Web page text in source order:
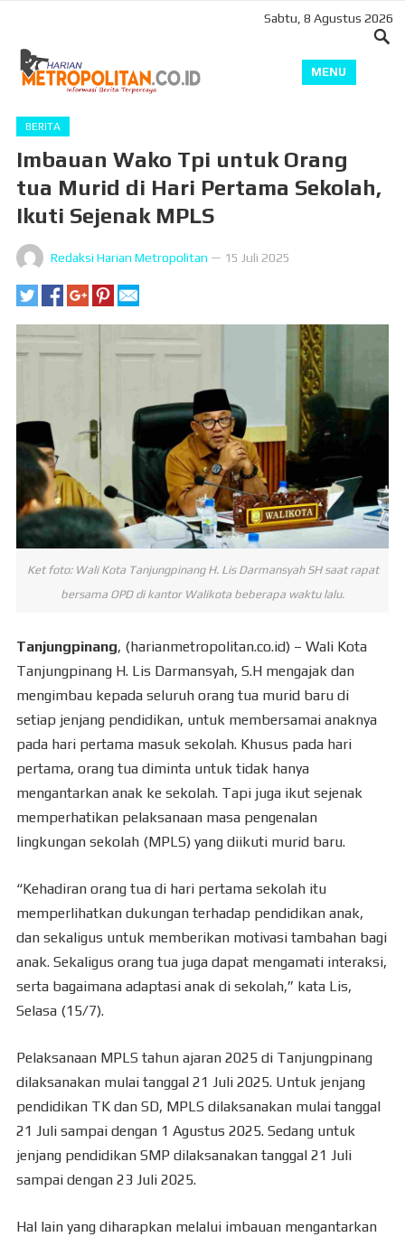
Sabtu, 8 Agustus 2026
MENU
BERITA
Imbauan Wako Tpi untuk Orang
tua Murid di Hari Pertama Sekolah,
Ikuti Sejenak MPLS
Redaksi Harian Metropolitan — 15 Juli 2025
Ket foto: Wali Kota Tanjungpinang H. Lis Darmansyah SH saat rapat
bersama OPD di kantor Walikota beberapa waktu lalu.
Tanjungpinang, (harianmetropolitan.co.id) – Wali Kota
Tanjungpinang H. Lis Darmansyah, S.H mengajak dan
mengimbau kepada seluruh orang tua murid baru di
setiap jenjang pendidikan, untuk membersamai anaknya
pada hari pertama masuk sekolah. Khusus pada hari
pertama, orang tua diminta untuk tidak hanya
mengantarkan anak ke sekolah. Tapi juga ikut sejenak
memperhatikan pelaksanaan masa pengenalan
lingkungan sekolah (MPLS) yang diikuti murid baru.
“Kehadiran orang tua di hari pertama sekolah itu
memperlihatkan dukungan terhadap pendidikan anak,
dan sekaligus untuk memberikan motivasi tambahan bagi
anak. Sekaligus orang tua juga dapat mengamati interaksi,
serta bagaimana adaptasi anak di sekolah,” kata Lis,
Selasa (15/7).
Pelaksanaan MPLS tahun ajaran 2025 di Tanjungpinang
dilaksanakan mulai tanggal 21 Juli 2025. Untuk jenjang
pendidikan TK dan SD, MPLS dilaksanakan mulai tanggal
21 Juli sampai dengan 1 Agustus 2025. Sedang untuk
jenjang pendidikan SMP dilaksanakan tanggal 21 Juli
sampai dengan 23 Juli 2025.
Hal lain yang diharapkan melalui imbauan mengantarkan